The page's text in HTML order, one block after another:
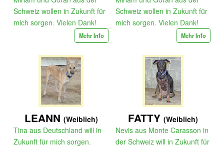
Schweiz wollen in Zukunft für
mich sorgen. Vielen Dank!
Mehr Info
Schweiz wollen in Zukunft für
mich sorgen. Vielen Dank!
Mehr Info
LEANN (Weiblich)
Tina aus Deutschland will in
Zukunft für mich sorgen.
FATTY (Weiblich)
Nevis aus Monte Carasson in
der Schweiz will in Zukunft für